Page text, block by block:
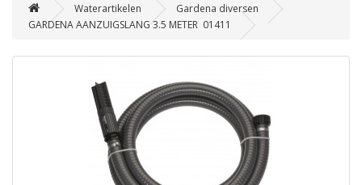
Waterartikelen
Gardena diversen
GARDENA AANZUIGSLANG 3.5 METER 01411